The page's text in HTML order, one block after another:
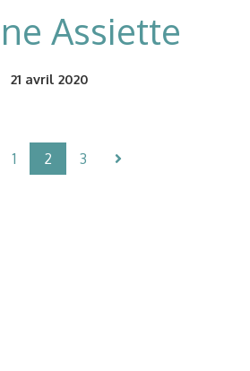
Assiette
21 avril 2020
1 2 3